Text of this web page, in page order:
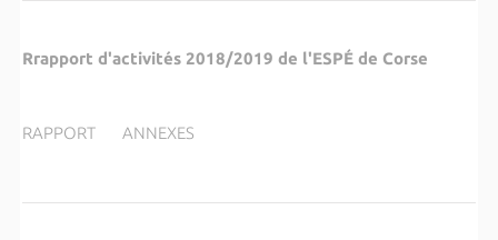
Rrapport d'activités 2018/2019 de l'ESPÉde Corse
RAPPORT ANNEXES